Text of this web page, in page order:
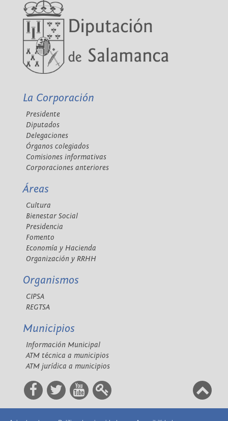
La Corporación
Presidente
Diputados
Delegaciones
Órganos colegiados
Comisiones informativas
Corporaciones anteriores
Áreas
Cultura
Bienestar Social
Presidencia
Fomento
Economía y Hacienda
Organización y RRHH
Organismos
CIPSA
REGTSA
Municipios
Información Municipal
ATM técnica a municipios
ATM jurídica a municipios